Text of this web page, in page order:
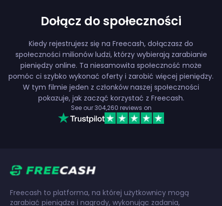
Dołącz do społeczności
Kiedy rejestrujesz się na Freecash, dołączasz do
społeczności milionów ludzi, którzy wybierają zarabianie
pieniędzy online. Ta niesamowita społeczność może
pomóc ci szybko wykonać oferty i zarobić więcej pieniędzy.
W tym filmie jeden z członków naszej społeczności
pokazuje, jak zacząć korzystać z Freecash.
See our304,260 reviews on
Freecash to platforma, na której użytkownicy mogą
zarabiać pieniądze i nagrody, wykonując zadania,